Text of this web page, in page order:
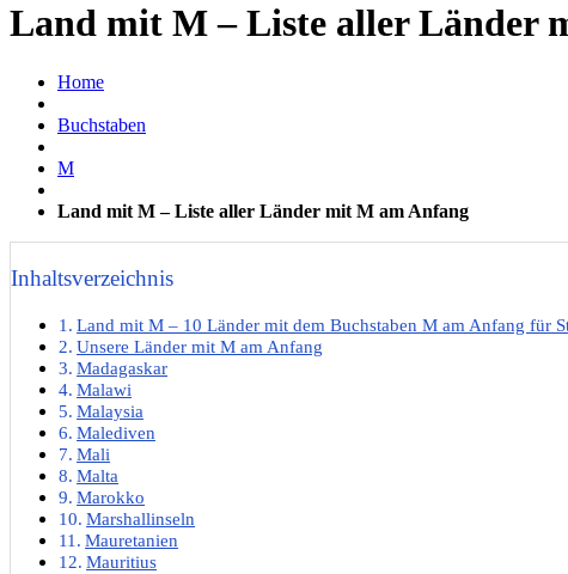
Land mit M – Liste aller Länder
Home
Buchstaben
M
Land mit M – Liste aller Länder mit M am Anfang
Inhaltsverzeichnis
Land mit M – 10 Länder mit dem Buchstaben M am Anfang für
Unsere Länder mit M am Anfang
Madagaskar
Malawi
Malaysia
Malediven
Mali
Malta
Marokko
Marshallinseln
Mauretanien
Mauritius